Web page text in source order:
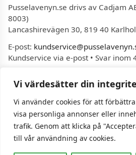
Vi värdesätter din
Vi använder cookies för att
visa personliga annonser eller
trafik. Genom att klicka på
till vår användning av cookies.
Pusselavenyn.se drivs av Cadjam
8003)
Lancashirevägen 30, 819 40
E-post:
Kundservice via e-post • Svar inom
Informationssidor
Köpvillkor
Leveranser
Ångerrätt
Om oss